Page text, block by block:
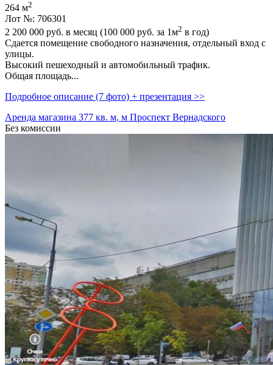
264 м2
Лот №: 706301
2 200 000 руб. в месяц (100 000 руб. за 1м2 в год)
Сдается помещение свободного назначения,­ отдельный вход с
улицы.
Высокий пешеходный и автомобильный трафик.
Общая площадь...
Подробное описание (7 фото) + презентация >>
Аренда магазина 377 кв. м, м Проспект Вернадского
Без комиссии